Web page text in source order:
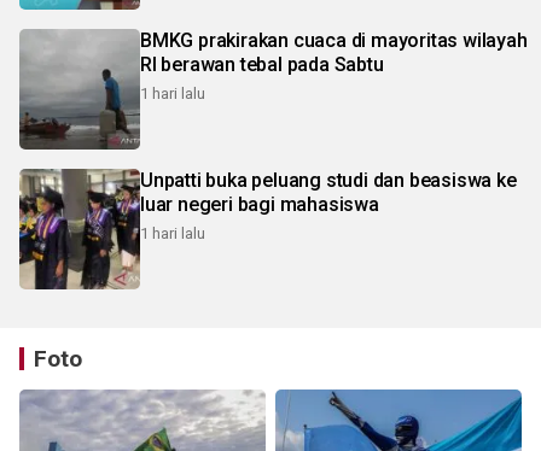
BMKG prakirakan cuaca di mayoritas wilayah
RI berawan tebal pada Sabtu
1 hari lalu
Unpatti buka peluang studi dan beasiswa ke
luar negeri bagi mahasiswa
1 hari lalu
Foto